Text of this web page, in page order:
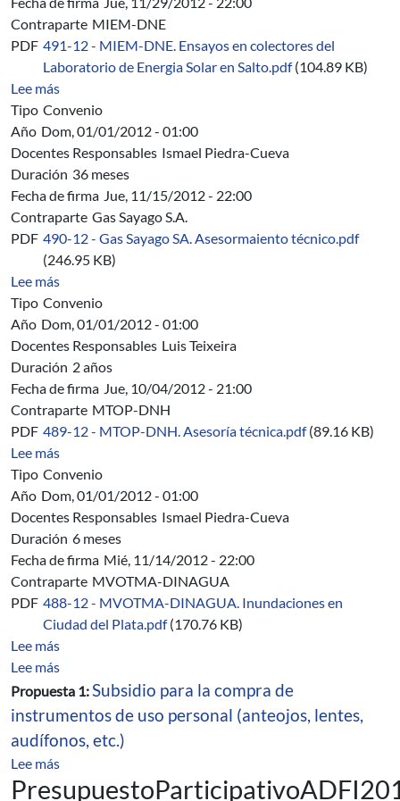
Contraparte MIEM-DNE
PDF 491-12 - MIEM-DNE. Ensayos en colectores del
Laboratorio de Energia Solar en Salto.pdf (104.89 KB)
Lee mássobre 491/12 - MIEM-DNE. Ensayos térmicos de
Tipo Convenio
Año Dom, 01/01/2012 - 01:00
Docentes Responsables Ismael Piedra-Cueva
Duración 36 meses
Fecha de firma Jue, 11/15/2012 - 22:00
Contraparte Gas Sayago S.A.
PDF 490-12 - Gas Sayago SA. Asesormaiento técnico.pdf
(246.95 KB)
Lee mássobre 490/12 - Gas Sayago S.A. - Convenio de
Tipo Convenio
Año Dom, 01/01/2012 - 01:00
Docentes Responsables Luis Teixeira
Duración 2 años
Fecha de firma Jue, 10/04/2012 - 21:00
Contraparte MTOP-DNH
PDF 489-12 - MTOP-DNH. Asesoría técnica.pdf (89.16 KB)
Lee mássobre 489/12 - MTOP-DNH. Convenio Específico de
Tipo Convenio
Año Dom, 01/01/2012 - 01:00
Docentes Responsables Ismael Piedra-Cueva
Duración 6 meses
Fecha de firma Mié, 11/14/2012 - 22:00
Contraparte MVOTMA-DINAGUA
PDF 488-12 - MVOTMA-DINAGUA. Inundaciones en
Ciudad del Plata.pdf (170.76 KB)
Lee mássobre 488/12 - MVOTMA-DINAGUA. Estudio de
Lee mássobre Presupuesto Participativo ADFI 2012
Propuesta 1:Subsidio para la compra de
instrumentos de uso personal (anteojos, lentes,
audífonos, etc.)
Lee mássobre Presupuesto Participativo ADFI 2012